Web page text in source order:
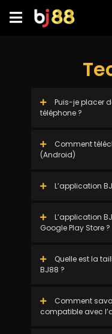
content
Puis-je placer
téléphone ?
Comment
(Android)
L’application
L’application
Google Play Store ?
Quelle est la
BJ88 ?
Comment
compatible avec